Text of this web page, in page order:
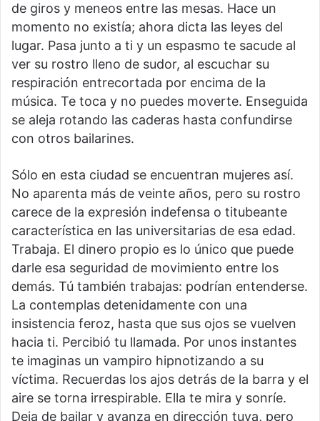
de giros y meneos entre las mesas. Hace un
momento no existía; ahora dicta las leyes del
lugar. Pasa junto a ti y un espasmo te sacude al
ver su rostro lleno de sudor, al escuchar su
respiración entrecortada por encima de la
música. Te toca y no puedes moverte. Enseguida
se aleja rotando las caderas hasta confundirse
con otros bailarines.
Sólo en esta ciudad se encuentran mujeres así.
No aparenta más de veinte años, pero su rostro
carece de la expresión indefensa o titubeante
característica en las universitarias de esa edad.
Trabaja. El dinero propio es lo único que puede
darle esa seguridad de movimiento entre los
demás. Tú también trabajas: podrían entenderse.
La contemplas detenidamente con una
insistencia feroz, hasta que sus ojos se vuelven
hacia ti. Percibió tu llamada. Por unos instantes
te imaginas un vampiro hipnotizando a su
víctima. Recuerdas los ajos detrás de la barra y el
aire se torna irrespirable. Ella te mira y sonríe.
Deja de bailar y avanza en dirección tuya, pero